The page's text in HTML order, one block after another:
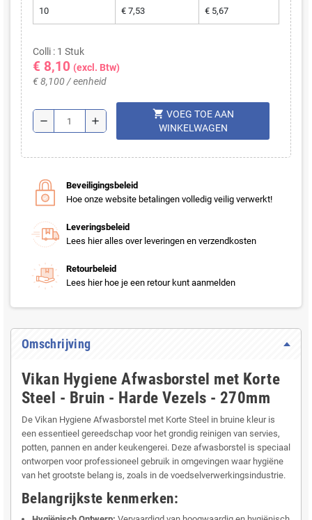
10 € 7,53 € 5,67
Colli : 1 Stuk
€ 8,10 (excl. Btw)
€ 8,100 / eenheid
remove add
shopping_cart VOEG TOE AAN
WINKELWAGEN
Beveiligingsbeleid
Hoe onze website betalingen volledig veilig verwerkt!
Leveringsbeleid
Lees hier alles over leveringen en verzendkosten
Retourbeleid
Lees hier hoe je een retour kunt aanmelden
Omschrijving
Vikan Hygiene Afwasborstel met Korte
Steel - Bruin - Harde Vezels - 270mm
De Vikan Hygiene Afwasborstel met Korte Steel in bruine kleur is
een essentieel gereedschap voor het grondig reinigen van servies,
potten, pannen en ander keukengerei. Deze afwasborstel is speciaal
ontworpen voor professioneel gebruik in omgevingen waar hygiëne
van het grootste belang is, zoals in de voedselverwerkingsindustrie.
Belangrijkste kenmerken: